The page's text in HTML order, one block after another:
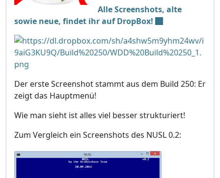
Alle Screenshots, alte
sowie neue, findet ihr auf DropBox!
Der erste Screenshot stammt aus dem Build 250: Er
zeigt das Hauptmenü!
Wie man sieht ist alles viel besser strukturiert!
Zum Vergleich ein Screenshots des NUSL 0.2: